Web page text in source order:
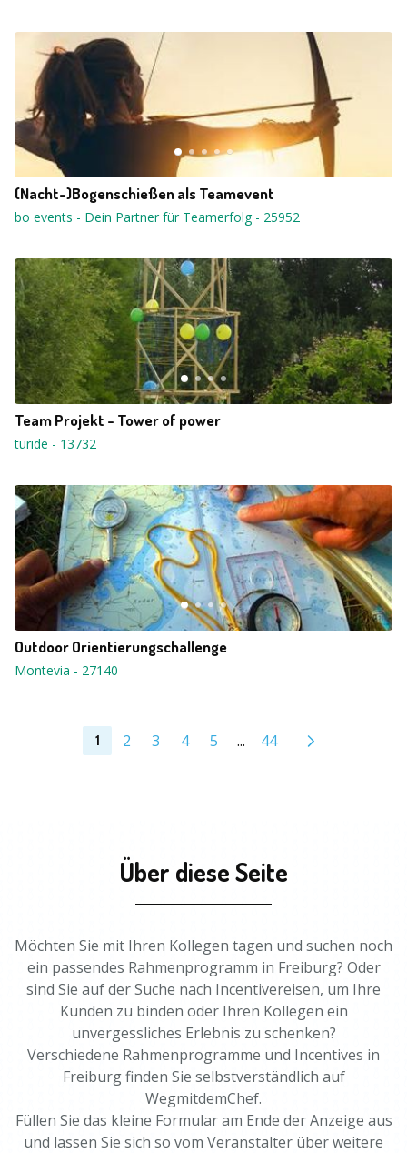
(Nacht-)Bogenschießen als Teamevent
bo events - Dein Partner für Teamerfolg- 25952
Team Projekt - Tower of power
turide - 13732
Outdoor Orientierungschallenge
Montevia - 27140
1 2 3 4 5 ... 44
Über diese Seite
Möchten Sie mit Ihren Kollegen tagen und suchen noch
ein passendes Rahmenprogramm in Freiburg? Oder
sind Sie auf der Suche nach Incentivereisen, um Ihre
Kunden zu binden oder Ihren Kollegen ein
unvergessliches Erlebnis zu schenken?
Verschiedene Rahmenprogramme und Incentives in
Freiburg finden Sie selbstverständlich auf
WegmitdemChef.
Füllen Sie das kleine Formular am Ende der Anzeige aus
und lassen Sie sich so vom Veranstalter über weitere